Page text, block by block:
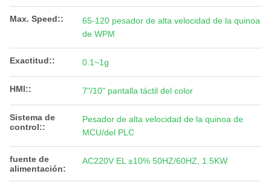
Max. Speed::
65-120 pesador de alta velocidad de la quinoa
de WPM
Exactitud:: 0.1~1g
HMI:: 7"/10" pantalla táctil del color
Sistema de
control::
Pesador de alta velocidad de la quinoa de
MCU/del PLC
fuente de
alimentación:
AC220V EL ±10% 50HZ/60HZ, 1.5KW